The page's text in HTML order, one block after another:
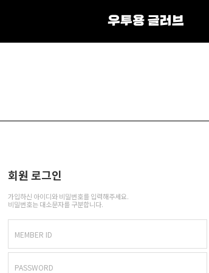
우투용 글러브
회원 로그인
가입하신 아이디와 비밀번호를 입력해주세요.
비밀번호는 대소문자를 구분합니다.
MEMBER ID
PASSWORD